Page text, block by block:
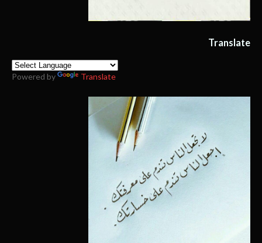
Translate
Powered by Translate